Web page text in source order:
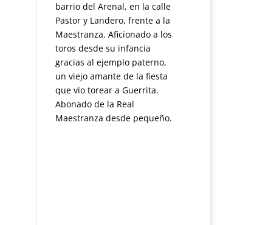
barrio del Arenal, en la calle
Pastor y Landero, frente a la
Maestranza. Aficionado a los
toros desde su infancia
gracias al ejemplo paterno,
un viejo amante de la fiesta
que vio torear a Guerrita.
Abonado de la Real
Maestranza desde pequeño.